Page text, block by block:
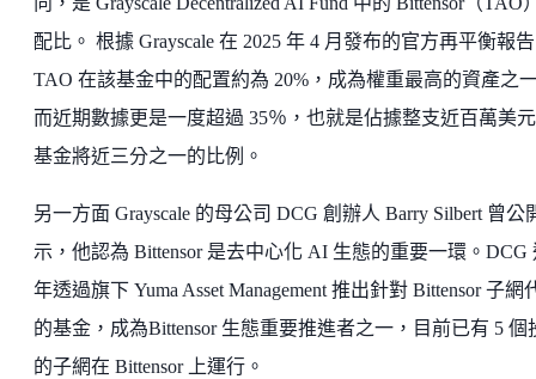
配比。 根據 Grayscale 在 2025 年 4 月發布的官方再平衡報
TAO 在該基金中的配置約為 20%，成為權重最高的資產之
而近期數據更是一度超過 35％，也就是佔據整支近百萬美
基金將近三分之一的比例。
另一方面 Grayscale 的母公司 DCG 創辦人 Barry Silbert 曾公
示，他認為 Bittensor 是去中心化 AI 生態的重要一環。DCG
年透過旗下 Yuma Asset Management 推出針對 Bittensor 子網
的基金，成為Bittensor 生態重要推進者之一，目前已有 5 個
的子網在 Bittensor 上運行。